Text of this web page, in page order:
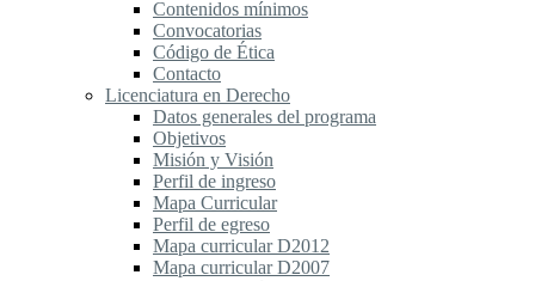
Contenidos mínimos
Convocatorias
Código de Ética
Contacto
Licenciatura en Derecho
Datos generales del programa
Objetivos
Misión y Visión
Perfil de ingreso
Mapa Curricular
Perfil de egreso
Mapa curricular D2012
Mapa curricular D2007